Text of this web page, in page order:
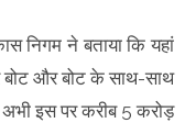
निगम ने बताया कि यहां
और बोट के साथ-साथ
इस पर करीब 5 करोड़